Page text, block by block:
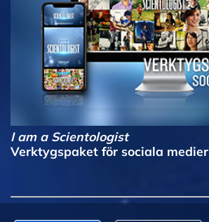
I am a Scientologist
Verktygspaket för sociala medier